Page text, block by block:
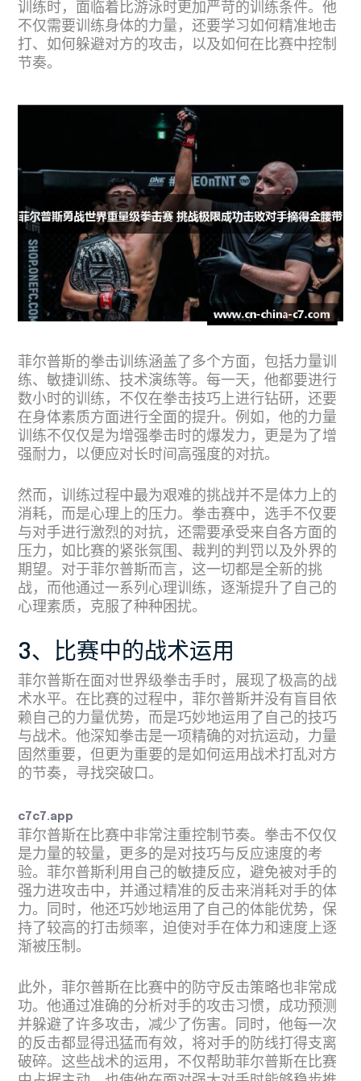
训练时，面临着比游泳时更加严苛的训练条件。他
不仅需要训练身体的力量，还要学习如何精准地击
打、如何躲避对方的攻击，以及如何在比赛中控制
节奏。
菲尔普斯的拳击训练涵盖了多个方面，包括力量训
练、敏捷训练、技术演练等。每一天，他都要进行
数小时的训练，不仅在拳击技巧上进行钻研，还要
在身体素质方面进行全面的提升。例如，他的力量
训练不仅仅是为增强拳击时的爆发力，更是为了增
强耐力，以便应对长时间高强度的对抗。
然而，训练过程中最为艰难的挑战并不是体力上的
消耗，而是心理上的压力。拳击赛中，选手不仅要
与对手进行激烈的对抗，还需要承受来自各方面的
压力，如比赛的紧张氛围、裁判的判罚以及外界的
期望。对于菲尔普斯而言，这一切都是全新的挑
战，而他通过一系列心理训练，逐渐提升了自己的
心理素质，克服了种种困扰。
3、比赛中的战术运用
菲尔普斯在面对世界级拳击手时，展现了极高的战
术水平。在比赛的过程中，菲尔普斯并没有盲目依
赖自己的力量优势，而是巧妙地运用了自己的技巧
与战术。他深知拳击是一项精确的对抗运动，力量
固然重要，但更为重要的是如何运用战术打乱对方
的节奏，寻找突破口。
c7c7.app
菲尔普斯在比赛中非常注重控制节奏。拳击不仅仅
是力量的较量，更多的是对技巧与反应速度的考
验。菲尔普斯利用自己的敏捷反应，避免被对手的
强力进攻击中，并通过精准的反击来消耗对手的体
力。同时，他还巧妙地运用了自己的体能优势，保
持了较高的打击频率，迫使对手在体力和速度上逐
渐被压制。
此外，菲尔普斯在比赛中的防守反击策略也非常成
功。他通过准确的分析对手的攻击习惯，成功预测
并躲避了许多攻击，减少了伤害。同时，他每一次
的反击都显得迅猛而有效，将对手的防线打得支离
破碎。这些战术的运用，不仅帮助菲尔普斯在比赛